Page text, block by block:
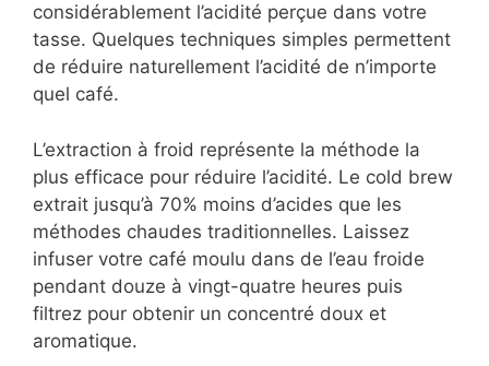
considérablement l’acidité perçue dans votre
tasse. Quelques techniques simples permettent
de réduire naturellement l’acidité de n’importe
quel café.
L’extraction à froid représente la méthode la
plus efficace pour réduire l’acidité. Le cold brew
extrait jusqu’à 70% moins d’acides que les
méthodes chaudes traditionnelles. Laissez
infuser votre café moulu dans de l’eau froide
pendant douze à vingt-quatre heures puis
filtrez pour obtenir un concentré doux et
aromatique.